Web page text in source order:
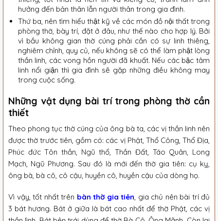
hưởng đến bản thân lẫn người thân trong gia đình.
Thứ ba, nên tìm hiểu thật kỹ về các món đồ nội thất trong
phòng thờ, bày trí, đặt ở đâu, như thế nào cho hợp lý. Bởi
vì bầu không gian thờ cúng phải cần có sự linh thiêng,
nghiêm chỉnh, quy củ, nếu không sẽ có thể làm phật lòng
thần linh, các vong hồn người đã khuất. Nếu các bậc tâm
linh nổi giận thì gia đình sẽ gặp những điều không may
trong cuộc sống.
Những vật dụng bài trí trong phòng thờ cần
thiết
Theo phong tục thờ cúng của ông bà ta, các vị thần linh nên
được thờ trước tiên, gồm có: các vị Phật, Thổ Công, Thổ Địa,
Phúc đức Tôn thần, Ngũ thổ, Thần Đất, Táo Quân, Long
Mạch, Ngũ Phương. Sau đó là mới đến thờ gia tiên: cụ kỵ,
ông bà, bà cô, cô cậu, huyền cô, huyền cậu của dòng họ.
Vì vậy, tốt nhất trên bàn thờ gia tiên, gia chủ nên bài trí đủ
3 bát hương. Bát ở giữa là bát cao nhất để thờ Phật, các vị